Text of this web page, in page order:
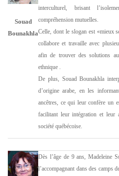
Souad
Bounakhla
interculturel, brisant
compréhension mutuelles.
Celle, dont le slogan est «mieux
collabore et travaille avec
afin de trouver des solutions
ethnique .
De plus, Souad Bounakhla
d’origine arabe, en les
ancêtres, ce qui leur confère un
facilitant leur intégration et leur
société québécoise.
Dès l’âge de 9 ans, Madeleine
l’accompagnant dans des camps